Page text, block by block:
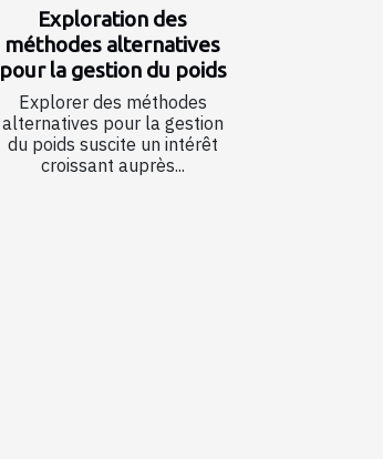
Exploration des
méthodes alternatives
pour la gestion du poids
Explorer des méthodes
alternatives pour la gestion
du poids suscite un intérêt
croissant auprès...